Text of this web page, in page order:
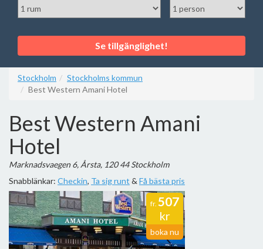
Se tillgänglighet!
Stockholm
Stockholms kommun
Best Western Amani Hotel
Best Western Amani
Hotel
Marknadsvaegen 6, Årsta, 120 44 Stockholm
Snabblänkar: Checkin, Ta sig runt & Få bästa pris
fr. 507
kr
boka nu